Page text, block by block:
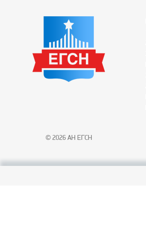
© 2026 АН ЕГСН